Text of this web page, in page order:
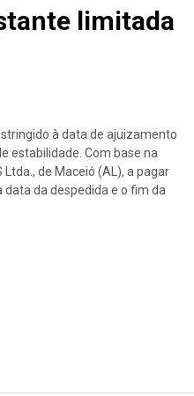
limitada
à data de ajuizamento
estabilidade. Com base na
de Maceió (AL), a pagar
da despedida e o fim da